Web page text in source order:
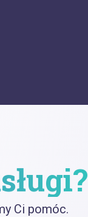
Ci pomóc.